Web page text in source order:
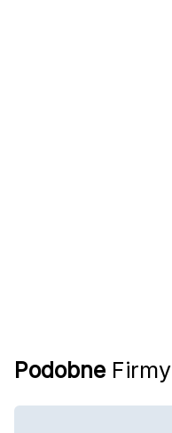
Podobne Firmy